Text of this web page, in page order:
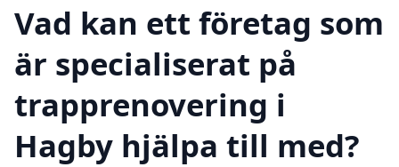
Vad kan ett företag som
är specialiserat på
trapprenovering i
Hagby hjälpa till med?